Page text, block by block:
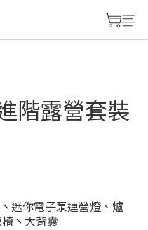
階露營套裝
迷你電子泵連營燈、爐
丶大背囊